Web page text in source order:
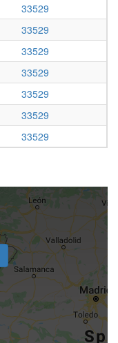
33529
33529
33529
33529
33529
33529
33529